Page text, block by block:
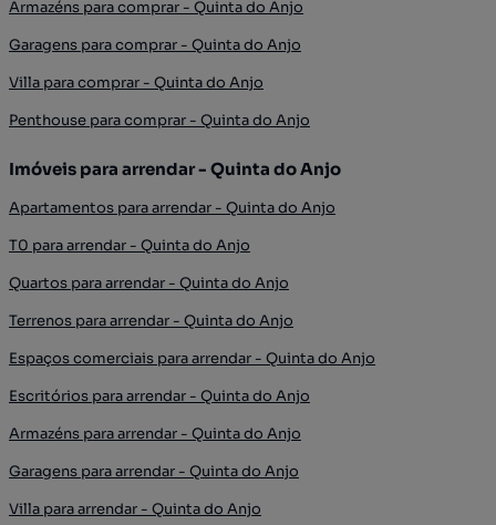
Armazéns para comprar - Quinta do Anjo
Garagens para comprar - Quinta do Anjo
Villa para comprar - Quinta do Anjo
Penthouse para comprar - Quinta do Anjo
Imóveis para arrendar - Quinta do Anjo
Apartamentos para arrendar - Quinta do Anjo
T0 para arrendar - Quinta do Anjo
Quartos para arrendar - Quinta do Anjo
Terrenos para arrendar - Quinta do Anjo
Espaços comerciais para arrendar - Quinta do Anjo
Escritórios para arrendar - Quinta do Anjo
Armazéns para arrendar - Quinta do Anjo
Garagens para arrendar - Quinta do Anjo
Villa para arrendar - Quinta do Anjo